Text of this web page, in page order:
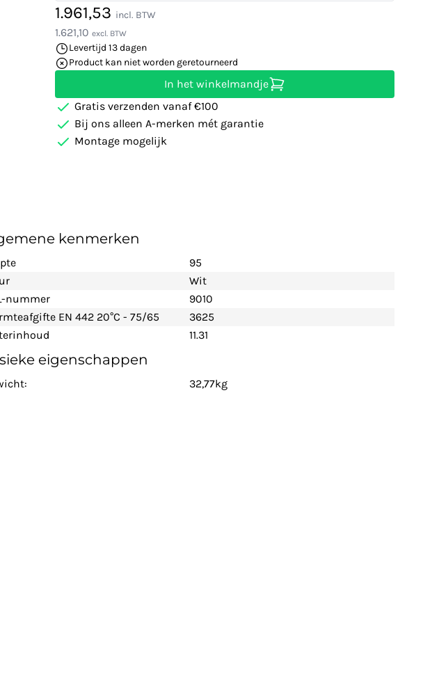
1.961,53 incl. BTW
1.621,10 excl. BTW
Levertijd 13 dagen
Product kan niet worden geretourneerd
In het winkelmandje
Gratis verzenden vanaf €100
Bij ons alleen A-merken mét garantie
Montage mogelijk
kenmerken
95
Wit
nummer
9010
EN 442 20°C - 75/65
3625
11.31
eigenschappen
32,77kg